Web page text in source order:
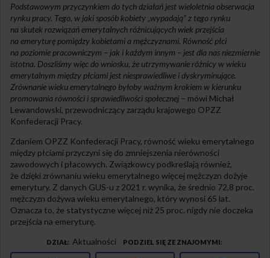
Podstawowym przyczynkiem do tych działań jest wieloletnia obserwacja
rynku pracy. Tego, w jaki sposób kobiety „wypadają” z tego rynku
na skutek rozwiązań emerytalnych różnicujących wiek przejścia
na emeryturę pomiędzy kobietami a mężczyznami. Równość płci
na poziomie pracowniczym – jak i każdym innym – jest dla nas niezmiernie
istotna. Doszliśmy więc do wniosku, że utrzymywanie różnicy w wieku
emerytalnym między płciami jest niesprawiedliwe i dyskryminujące.
Zrównanie wieku emerytalnego byłoby ważnym krokiem w kierunku
promowania równości i sprawiedliwości społecznej – mówi Michał
Lewandowski, przewodniczący zarządu krajowego OPZZ
Konfederacji Pracy.
Zdaniem OPZZ Konfederacji Pracy, równość wieku emerytalnego
między płciami przyczyni się do zmniejszenia nierówności
zawodowych i płacowych. Związkowcy podkreślają również,
że dzięki zrównaniu wieku emerytalnego więcej mężczyzn dożyje
emerytury. Z danych GUS-u z 2021 r. wynika, że średnio 72,8 proc.
mężczyzn dożywa wieku emerytalnego, który wynosi 65 lat.
Oznacza to, że statystyczne więcej niż 25 proc. nigdy nie doczeka
przejścia na emeryturę.
DZIAŁ Aktualności PODZIEL SIĘ ZE ZNAJOMYMI